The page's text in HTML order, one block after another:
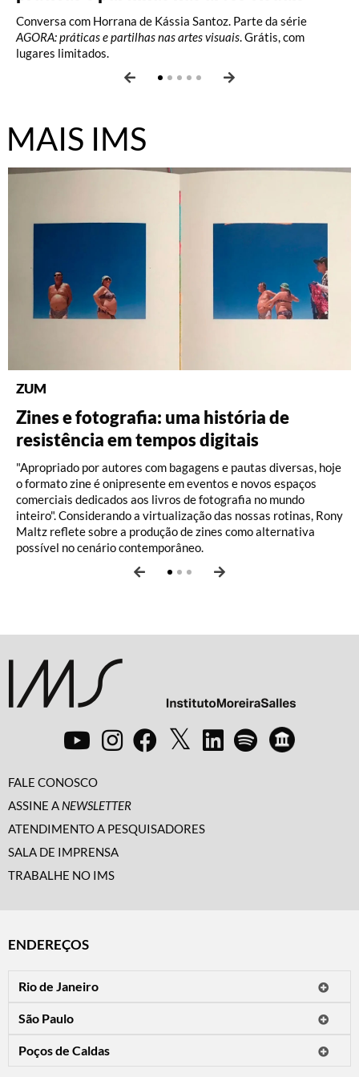
Conversa com Horrana de Kássia Santoz. Parte da série
AGORA: práticas e partilhas nas artes visuais . Grátis, com
lugares limitados.
Oficina com Celina Yamauchi. Vagas limitadas.
AGORA é uma série de encontros presenciais na sede do IMS
em Poços de Caldas dedicada à partilha pública de percursos,
pesquisas e modos de fazer de profissionais do Instituto. […]
Conversa com Daniele Queiroz. Parte da sérieAGORA:
práticas e partilhas nas artes visuais. Grátis, com lugares
limitados.
MAIS IMS
ZUM
Zines e fotografia: uma história de
resistência em tempos digitais
"Apropriado por autores com bagagens e pautas diversas, hoje
o formato zine é onipresente em eventos e novos espaços
comerciais dedicados aos livros de fotografia no mundo
inteiro". Considerando a virtualização das nossas rotinas, Rony
Maltz reflete sobre a produção de zines como alternativa
possível no cenário contemporâneo.
DISCOGRAFIA BRASILEIRA
Do Pajeú a Hollywood: 100 anos de
Moacir Santos, por Pedro Paulo Malta
RÁDIO BATUTA
Ney ao vivo, muito vivo, com Luiz
Fernando Vianna
FALE CONOSCO
ASSINE A NEWSLETTER
ATENDIMENTO A PESQUISADORES
SALA DE IMPRENSA
TRABALHE NO IMS
ENDEREÇOS
Rio de Janeiro
Horário de visitação: a programação do IMS no Rio de Janeiro será
apresentada em instituições culturais parceiras.
São Paulo
CEP 01310-300 - São Paulo/SP
Poços de Caldas